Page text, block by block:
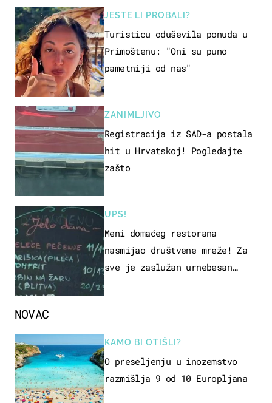
JESTE LI PROBALI?
Turisticu oduševila ponuda u
Primoštenu: "Oni su puno
pametniji od nas"
ZANIMLJIVO
Registracija iz SAD-a postala
hit u Hrvatskoj! Pogledajte
zašto
UPS!
Meni domaćeg restorana
nasmijao društvene mreže! Za
sve je zaslužan urnebesan
NOVAC
KAMO BI OTIŠLI?
O preseljenju u inozemstvo
razmišlja 9 od 10 Europljana